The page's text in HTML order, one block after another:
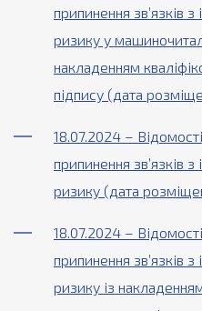
припинення зв’язків
ризику у
накладенням
підпису (дата
18.07.2024 –
припинення зв’язків
ризику (дата
18.07.2024 –
припинення зв’язків
ризику із